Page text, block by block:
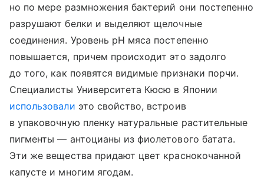
но по мере размножения бактерий они постепенно
разрушают белки и выделяют щелочные
соединения. Уровень pH мяса постепенно
повышается, причем происходит это задолго
до того, как появятся видимые признаки порчи.
Специалисты Университета Кюсю в Японии
использовали это свойство, встроив
в упаковочную пленку натуральные растительные
пигменты — антоцианы из фиолетового батата.
Эти же вещества придают цвет краснокочанной
капусте и многим ягодам.